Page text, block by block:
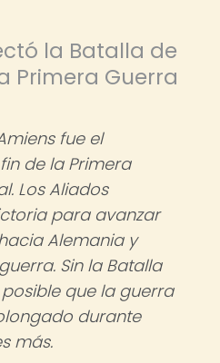
la Batalla de
Primera Guerra
fue el
de la Primera
Los Aliados
para avanzar
Alemania y
Sin la Batalla
posible que la guerra
durante
más.